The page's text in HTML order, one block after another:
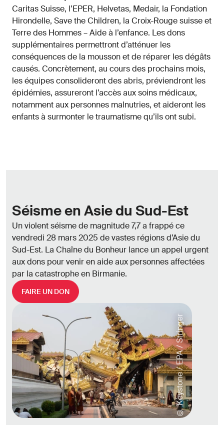
Caritas Suisse, l’EPER, Helvetas, Medair, la Fondation
Hirondelle, Save the Children, la Croix-Rouge suisse et
Terre des Hommes – Aide à l’enfance. Les dons
supplémentaires permettront d’atténuer les
conséquences de la mousson et de réparer les dégâts
causés. Concrètement, au cours des prochains mois,
les équipes consolideront des abris, préviendront les
épidémies, assureront l’accès aux soins médicaux,
notamment aux personnes malnutries, et aideront les
enfants à surmonter le traumatisme qu’ils ont subi.
© Keystone / EPA / Stringer
Séisme en Asie du Sud-Est
Un violent séisme de magnitude 7,7 a frappé ce
vendredi 28 mars 2025 de vastes régions d’Asie du
Sud-Est. La Chaîne du Bonheur lance un appel urgent
aux dons pour venir en aide aux personnes affectées
par la catastrophe en Birmanie.
FAIRE UN DON